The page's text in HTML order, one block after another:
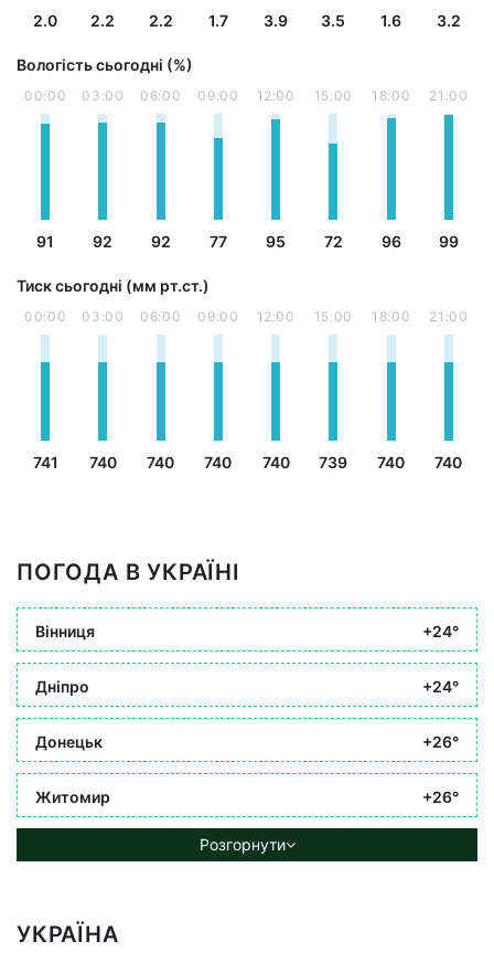
2.0 2.2 2.2 1.7 3.9 3.5 1.6 3.2
Вологість сьогодні (%)
00:00
91
03:00
92
06:00
92
09:00
77
12:00
95
15:00
72
18:00
96
21:00
99
Тиск сьогодні (мм рт.ст.)
00:00
741
03:00
740
06:00
740
09:00
740
12:00
740
15:00
739
18:00
740
21:00
740
ПОГОДА В УКРАЇНІ
Вінниця +24°
Дніпро +24°
Донецьк +26°
Житомир +26°
Розгорнути
УКРАЇНА